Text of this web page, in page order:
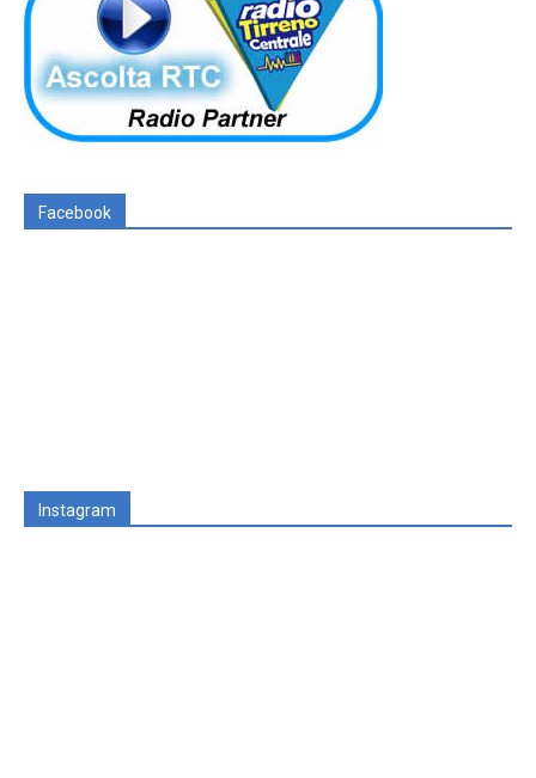
Facebook
Instagram